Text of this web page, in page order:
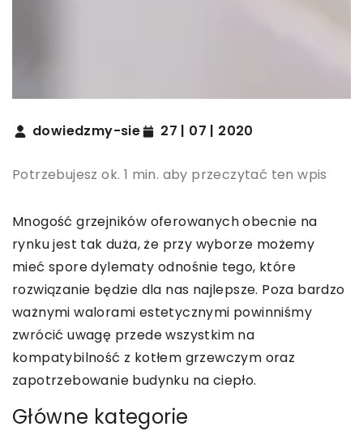
dowiedzmy-sie 27 | 07 | 2020
Potrzebujesz ok. 1 min. aby przeczytać ten wpis
Mnogość grzejników oferowanych obecnie na
rynku jest tak duża, że przy wyborze możemy
mieć spore dylematy odnośnie tego, które
rozwiązanie będzie dla nas najlepsze. Poza bardzo
ważnymi walorami estetycznymi powinniśmy
zwrócić uwagę przede wszystkim na
kompatybilność z kotłem grzewczym oraz
zapotrzebowanie budynku na ciepło.
Główne kategorie